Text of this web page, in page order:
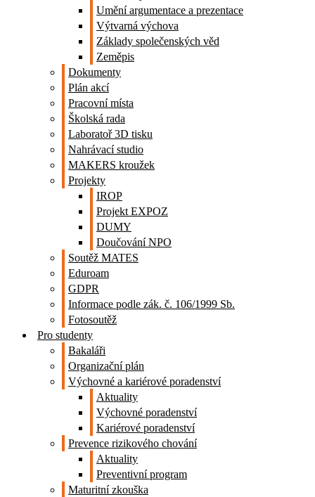
Umění argumentace a prezentace
Výtvarná výchova
Základy společenských věd
Zeměpis
Dokumenty
Plán akcí
Pracovní místa
Školská rada
Laboratoř 3D tisku
Nahrávací studio
MAKERS kroužek
Projekty
IROP
Projekt EXPOZ
DUMY
Doučování NPO
Soutěž MATES
Eduroam
GDPR
Informace podle zák. č. 106/1999 Sb.
Fotosoutěž
Pro studenty
Bakaláři
Organizační plán
Výchovné a kariérové poradenství
Aktuality
Výchovné poradenství
Kariérové poradenství
Prevence rizikového chování
Aktuality
Preventivní program
Maturitní zkouška